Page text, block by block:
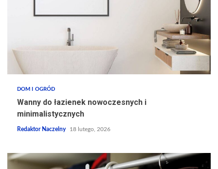
DOM I OGRÓD
Wanny do łazienek nowoczesnych i
minimalistycznych
Redaktor Naczelny 18 lutego, 2026